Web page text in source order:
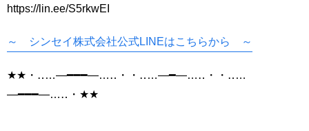
https://lin.ee/S5rkwEI
～ シンセイ株式会社公式LINEはこちらから ～
★★・‥…―━━━―…‥・・‥…―━―…‥・・‥…
―━━━―…‥・★★